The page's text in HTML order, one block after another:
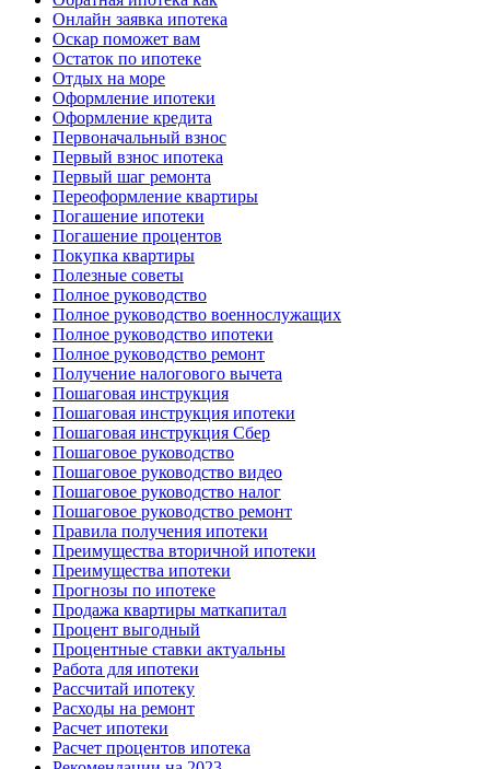
Онлайн заявка ипотека
Оскар поможет вам
Остаток по ипотеке
Отдых на море
Оформление ипотеки
Оформление кредита
Первоначальный взнос
Первый взнос ипотека
Первый шаг ремонта
Переоформление квартиры
Погашение ипотеки
Погашение процентов
Покупка квартиры
Полезные советы
Полное руководство
Полное руководство военнослужащих
Полное руководство ипотеки
Полное руководство ремонт
Получение налогового вычета
Пошаговая инструкция
Пошаговая инструкция ипотеки
Пошаговая инструкция Сбер
Пошаговое руководство
Пошаговое руководство видео
Пошаговое руководство налог
Пошаговое руководство ремонт
Правила получения ипотеки
Преимущества вторичной ипотеки
Преимущества ипотеки
Прогнозы по ипотеке
Продажа квартиры маткапитал
Процент выгодный
Процентные ставки актуальны
Работа для ипотеки
Рассчитай ипотеку
Расходы на ремонт
Расчет ипотеки
Расчет процентов ипотека